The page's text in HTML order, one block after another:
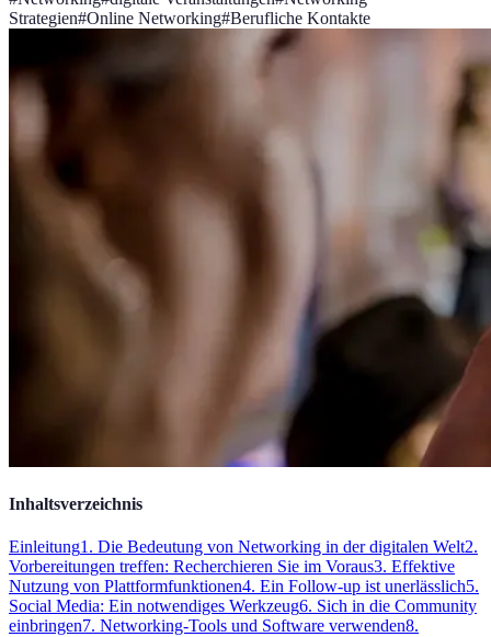
Strategien#Online Networking#Berufliche Kontakte
Inhaltsverzeichnis
Einleitung1. Die Bedeutung von Networking in der digitalen Welt2.
Vorbereitungen treffen: Recherchieren Sie im Voraus3. Effektive
Nutzung von Plattformfunktionen4. Ein Follow-up ist unerlässlich5.
Social Media: Ein notwendiges Werkzeug6. Sich in die Community
einbringen7. Networking-Tools und Software verwenden8.